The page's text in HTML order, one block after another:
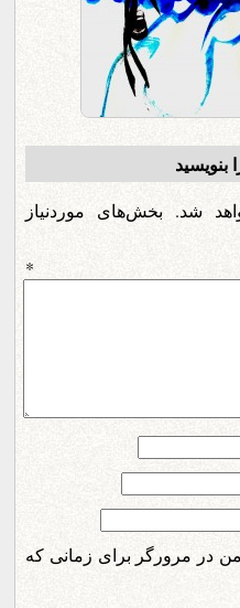
بنویسید
شد. بخش‌های موردنیاز
*
در مرورگر برای زمانی که